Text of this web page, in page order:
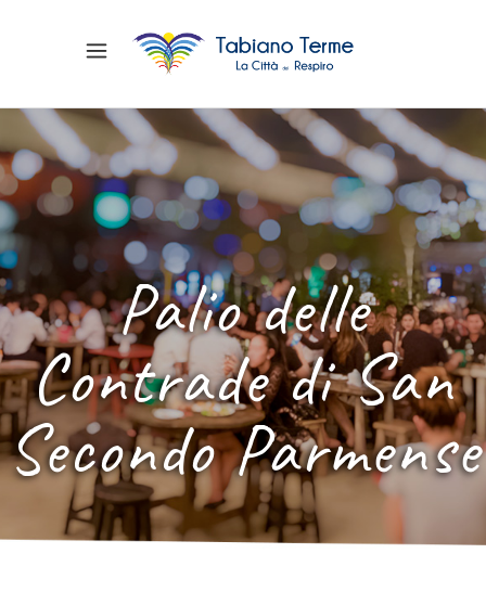
Palio delle
Contrade di San
Secondo Parmense